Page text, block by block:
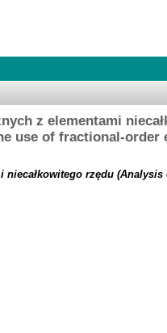
z elementami
use of fractional-order
rzędu